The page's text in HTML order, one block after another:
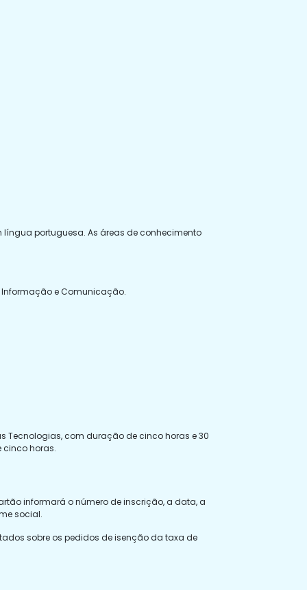
portuguesa. As áreas de conhecimento
Informação e Comunicação.
Tecnologias, com duração de cinco horas e 30
cinco horas.
informará o número de inscrição, a data, a
social.
sobre os pedidos de isenção da taxa de